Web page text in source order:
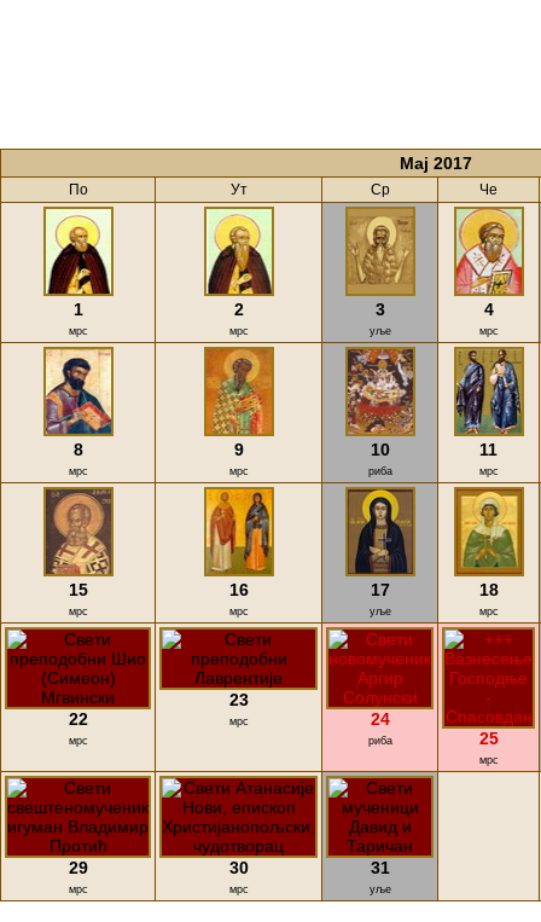
Мај 2017
По Ут Ср Че
1
мрс
2
мрс
3
уље
4
мрс
8
мрс
9
мрс
10
риба
11
мрс
15
мрс
16
мрс
17
уље
18
мрс
22
мрс
23
мрс 24
риба 25
мрс
29
мрс
30
мрс
31
уље